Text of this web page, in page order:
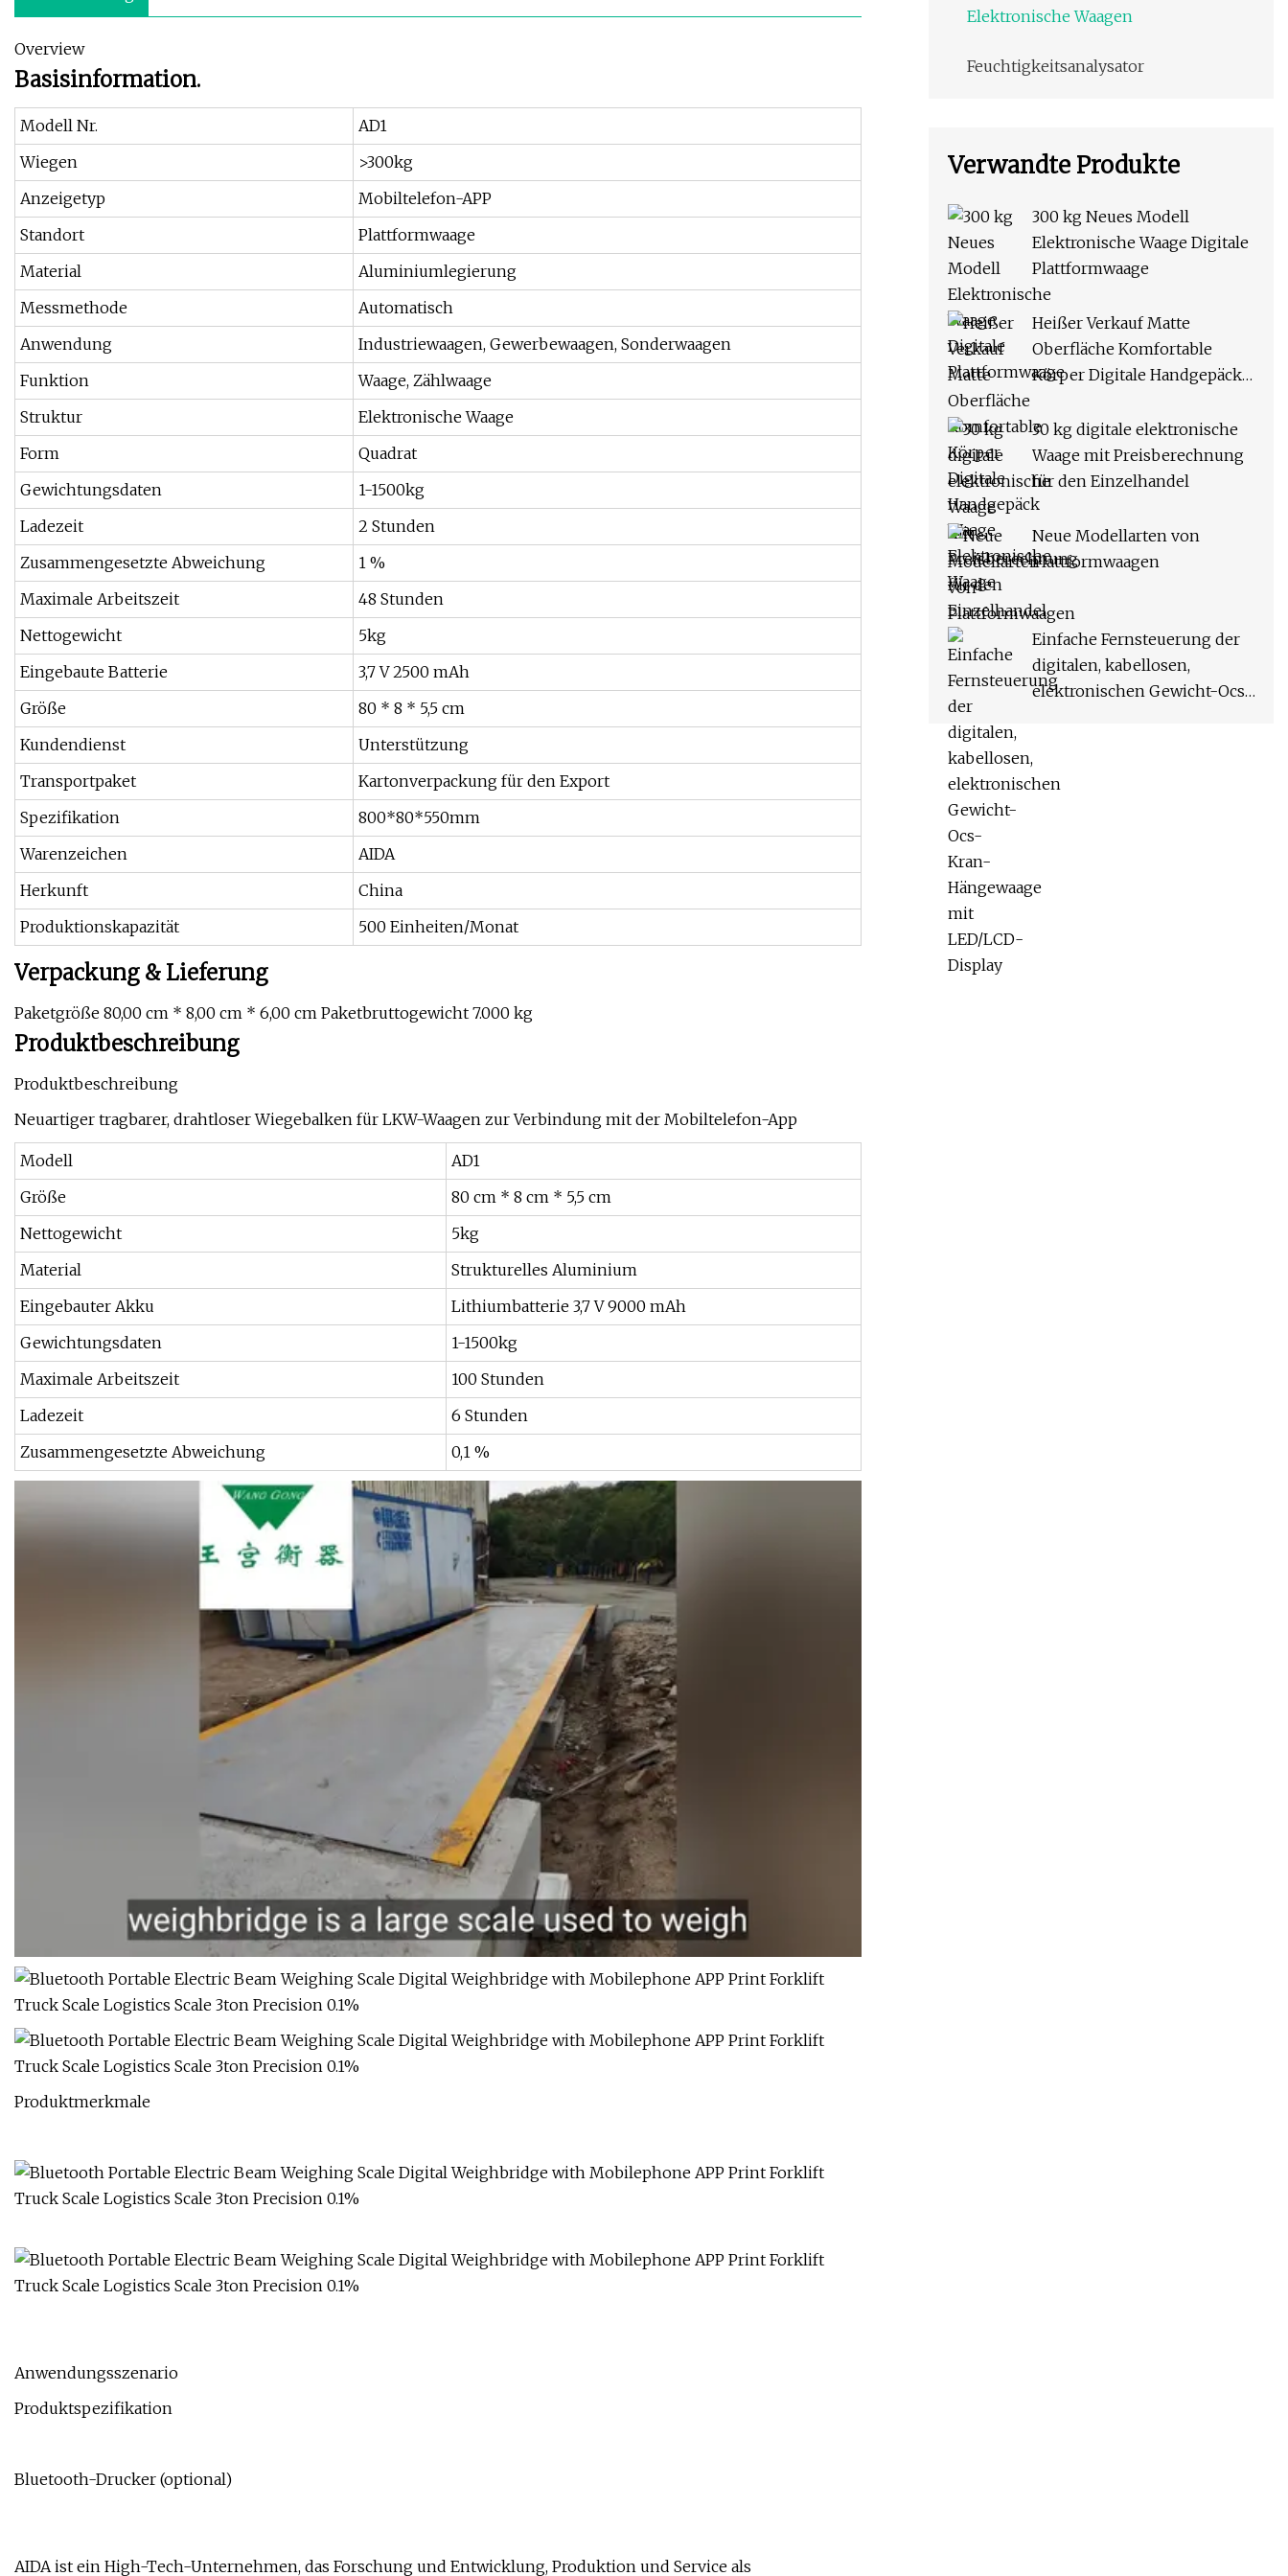
Overview
Basisinformation.
Modell Nr.
AD1
Wiegen
>300kg
Anzeigetyp
Mobiltelefon-APP
Standort
Plattformwaage
Material
Aluminiumlegierung
Messmethode
Automatisch
Anwendung
Industriewaagen, Gewerbewaagen, Sonderwaagen
Funktion
Waage, Zählwaage
Struktur
Elektronische Waage
Form
Quadrat
Gewichtungsdaten
1-1500kg
Ladezeit
2 Stunden
Zusammengesetzte Abweichung
1 %
Maximale Arbeitszeit
48 Stunden
Nettogewicht
5kg
Eingebaute Batterie
3,7 V 2500 mAh
Größe
80 * 8 * 5,5 cm
Kundendienst
Unterstützung
Transportpaket
Kartonverpackung für den Export
Spezifikation
800*80*550mm
Warenzeichen
AIDA
Herkunft
China
Produktionskapazität
500 Einheiten/Monat
Verpackung & Lieferung
Paketgröße 80,00 cm * 8,00 cm * 6,00 cm Paketbruttogewicht 7.000 kg
Produktbeschreibung
Produktbeschreibung
Neuartiger tragbarer, drahtloser Wiegebalken für LKW-Waagen zur Verbindung mit der Mobiltelefon-App
Modell
AD1
Größe
80 cm * 8 cm * 5,5 cm
Nettogewicht
5kg
Material
Strukturelles Aluminium
Eingebauter Akku
Lithiumbatterie 3,7 V 9000 mAh
Gewichtungsdaten
1-1500kg
Maximale Arbeitszeit
100 Stunden
Ladezeit
6 Stunden
Zusammengesetzte Abweichung
0,1 %
Produktmerkmale
Anwendungsszenario
Produktspezifikation
Bluetooth-Drucker (optional)
AIDA ist ein High-Tech-Unternehmen, das Forschung und Entwicklung, Produktion und Service als
Elektronische Waagen
Feuchtigkeitsanalysator
Verwandte Produkte
300 kg Neues Modell
Elektronische Waage Digitale
Plattformwaage
Heißer Verkauf Matte
Oberfläche Komfortable
Körper Digitale Handgepäck
30 kg digitale elektronische
Waage mit Preisberechnung
für den Einzelhandel
Neue Modellarten von
Plattformwaagen
Einfache Fernsteuerung der
digitalen, kabellosen,
elektronischen Gewicht-Ocs-